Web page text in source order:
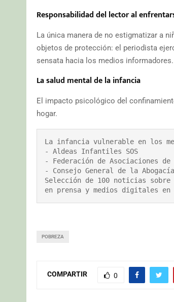
Responsabilidad del lector al
La única manera de no estigmatizar a
objetos de protección: el periodista
sensata hacia los medios informadores.
La salud mental de la infancia
El impacto psicológico del
hogar.
La infancia vulnerable en los
- Aldeas Infantiles SOS
- Federación de Asociaciones de
- Consejo General de la
Selección de 100 noticias
en prensa y medios digitales en
POBREZA
COMPARTIR 0